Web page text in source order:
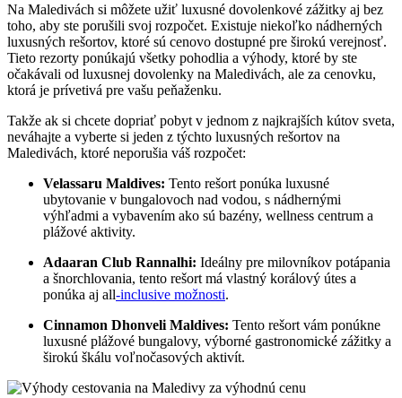
Na Maledivách si môžete užiť luxusné dovolenkové zážitky aj bez
toho, aby ste porušili svoj rozpočet. Existuje niekoľko nádherných
luxusných rešortov, ktoré sú cenovo dostupné pre širokú verejnosť.
Tieto rezorty ponúkajú všetky pohodlia a výhody, ktoré by ste
očakávali od luxusnej dovolenky na Maledivách, ale za cenovku,
ktorá je prívetivá pre vašu peňaženku.
Takže ak si chcete dopriať pobyt v jednom z najkrajších kútov sveta,
neváhajte a vyberte si jeden z týchto luxusných rešortov na
Maledivách, ktoré neporušia váš rozpočet:
Velassaru Maldives: Tento rešort ponúka luxusné
ubytovanie v bungalovoch nad vodou, s nádhernými
výhľadmi a vybavením ako sú bazény, wellness centrum a
plážové aktivity.
Adaaran Club Rannalhi: Ideálny pre milovníkov potápania
a šnorchlovania, tento rešort má vlastný korálový útes a
ponúka aj all-inclusive možnosti.
Cinnamon Dhonveli Maldives: Tento rešort vám ponúkne
luxusné plážové bungalovy, výborné gastronomické zážitky a
širokú škálu voľnočasových aktivít.